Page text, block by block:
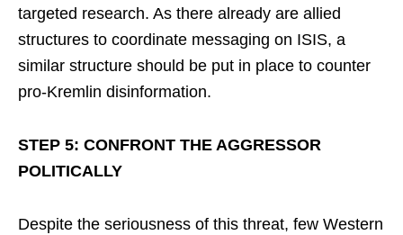
targeted research. As there already are allied
structures to coordinate messaging on ISIS, a
similar structure should be put in place to counter
pro-Kremlin disinformation.
STEP 5: CONFRONT THE AGGRESSOR
POLITICALLY
Despite the seriousness of this threat, few Western